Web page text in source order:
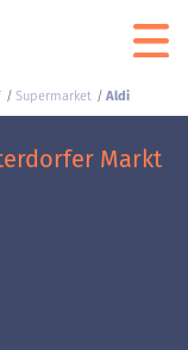
Supermarket Aldi
Markt